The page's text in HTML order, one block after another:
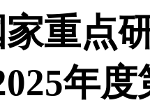
重点
年